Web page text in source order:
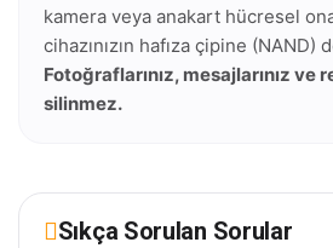
kamera veya anakart hücresel
cihazınızın hafıza çipine (NAND)
Fotoğraflarınız, mesajlarınız
silinmez.
Sıkça Sorulan Sorular